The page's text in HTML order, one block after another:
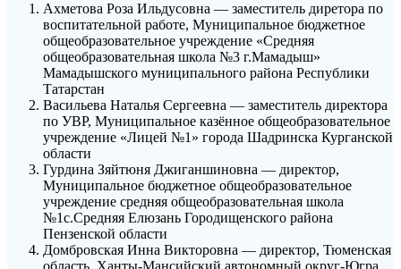
Ахметова Роза Ильдусовна — заместитель диретора по
воспитательной работе, Муниципальное бюджетное
общеобразовательное учреждение «Средняя
общеобразовательная школа №3 г.Мамадыш»
Мамадышского муниципального района Республики
Татарстан
Васильева Наталья Сергеевна — заместитель директора
по УВР, Муниципальное казённое общеобразовательное
учреждение «Лицей №1» города Шадринска Курганской
области
Гурдина Зяйтюня Джиганшиновна — директор,
Муниципальное бюджетное общеобразовательное
учреждение средняя общеобразовательная школа
№1с.Средняя Елюзань Городищенского района
Пензенской области
Домбровская Инна Викторовна — директор, Тюменская